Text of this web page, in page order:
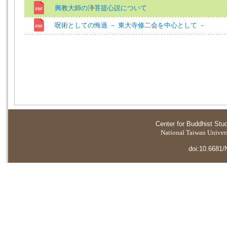
興教大師の浄菩提心説について
呪術としての悔過 － 東大寺修二会を中心として －
Center for Buddhist
National Taiwan
doi:10.6681/